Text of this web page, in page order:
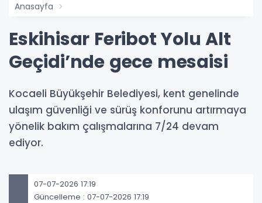
Anasayfa
Eskihisar Feribot Yolu Alt
Geçidi’nde gece mesaisi
Kocaeli Büyükşehir Belediyesi, kent genelinde
ulaşım güvenliği ve sürüş konforunu artırmaya
yönelik bakım çalışmalarına 7/24 devam
ediyor.
07-07-2026 17:19
Güncelleme : 07-07-2026 17:19